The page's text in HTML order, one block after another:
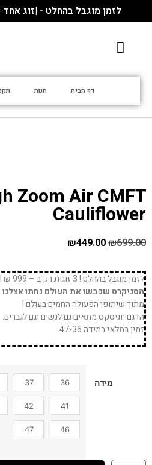
לזמן מוגבל בהחלט - |זוג אחד = 449| 3 זוגות =
דף הבית חנות
Zoom Air CMFT
Cauliflower
₪699.00
₪449.00
לזמן מוגבל בהחלט ! 3 זוגות רק ב – 999 ₪ !
הסניקרס שכבשו את העולם נחתו אצלנו
מתוך שיתופי הפעולה החמים בעולם !
הדגם יוניסקס מתאים גם לנשים וגם לגברים.
זמין במלאי במידה 47-36.
מידה 36
37
41
42
46
47